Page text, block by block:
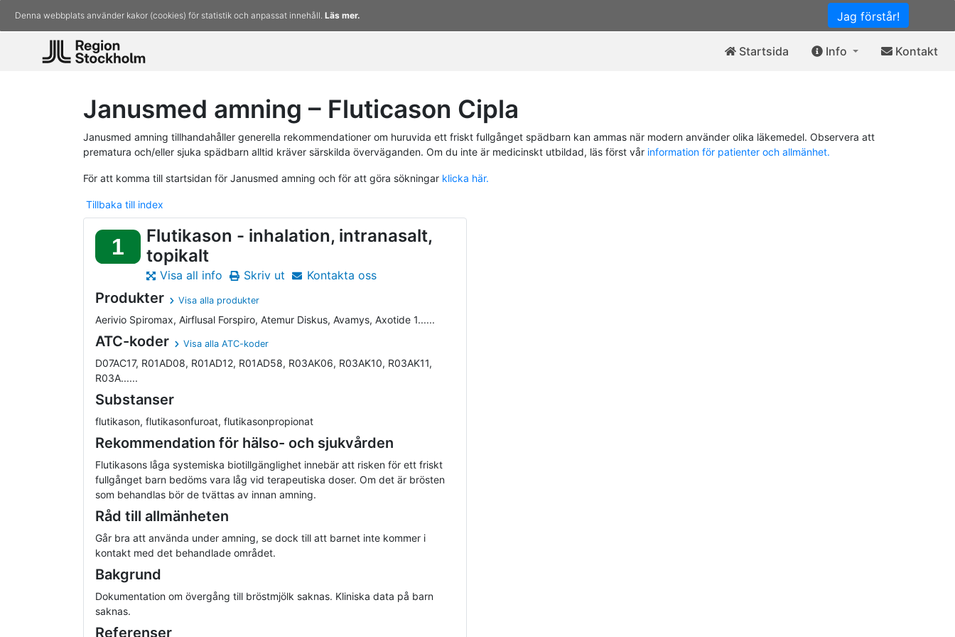
Jag förstår!
Denna webbplats använder kakor (cookies) för statistik och anpassat innehåll. Läs mer.
Startsida Info Kontakt
Janusmed amning – Fluticason Cipla
Janusmed amning tillhandahåller generella rekommendationer om huruvida ett friskt fullgånget spädbarn kan ammas när modern använder olika läkemedel. Observera att
prematura och/eller sjuka spädbarn alltid kräver särskilda överväganden. Om du inte är medicinskt utbildad, läs först vår information för patienter och allmänhet.
För att komma till startsidan för Janusmed amning och för att göra sökningar klicka här.
Tillbaka till index
1
Flutikason - inhalation, intranasalt,
topikalt
Visa all info Skriv ut Kontakta oss
Produkter Visa alla produkter
Aerivio Spiromax, Airflusal Forspiro, Atemur Diskus, Avamys, Axotide 1......
ATC-koder Visa alla ATC-koder
D07AC17, R01AD08, R01AD12, R01AD58, R03AK06, R03AK10, R03AK11,
R03A......
Substanser
flutikason, flutikasonfuroat, flutikasonpropionat
Rekommendation för hälso- och sjukvården
Flutikasons låga systemiska biotillgänglighet innebär att risken för ett friskt
fullgånget barn bedöms vara låg vid terapeutiska doser. Om det är brösten
som behandlas bör de tvättas av innan amning.
Råd till allmänheten
Går bra att använda under amning, se dock till att barnet inte kommer i
kontakt med det behandlade området.
Bakgrund
Dokumentation om övergång till bröstmjölk saknas. Kliniska data på barn
saknas.
Referenser